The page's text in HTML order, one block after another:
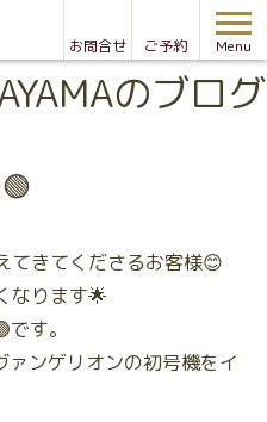
お問合せ ご予約 Menu
のブログ
てきてくださるお客様😊
なります🌟
す。
ンゲリオンの初号機をイ